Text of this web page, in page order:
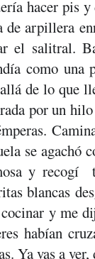
hacer pis
de arpillera
el salitral.
como una
de lo que
por un
se agachó
y recogí
blancas
y me
habían
Ya vas a